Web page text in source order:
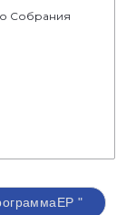
Собрания
"